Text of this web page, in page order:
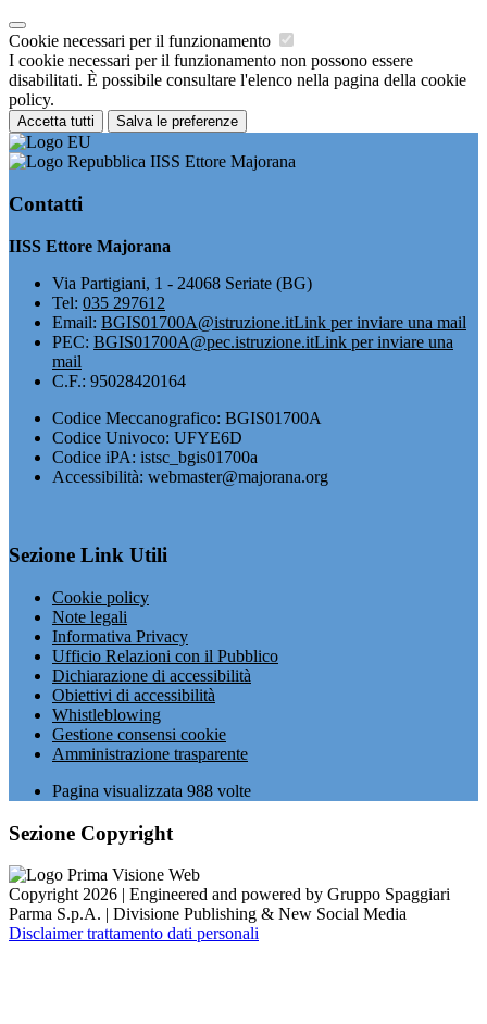
Cookie necessari per il funzionamento
I cookie necessari per il funzionamento non possono essere
disabilitati. È possibile consultare l'elenco nella pagina della cookie
policy.
Accetta tutti Salva le preferenze
IISS Ettore Majorana
Contatti
IISS Ettore Majorana
Via Partigiani, 1 - 24068 Seriate (BG)
Tel: 035 297612
Email: BGIS01700A@istruzione.itLink per inviare una mail
PEC: BGIS01700A@pec.istruzione.itLink per inviare una
mail
C.F.: 95028420164
Codice Meccanografico: BGIS01700A
Codice Univoco: UFYE6D
Codice iPA: istsc_bgis01700a
Accessibilità: webmaster@majorana.org
Sezione Link Utili
Cookie policy
Note legali
Informativa Privacy
Ufficio Relazioni con il Pubblico
Dichiarazione di accessibilità
Obiettivi di accessibilità
Whistleblowing
Gestione consensi cookie
Amministrazione trasparente
Pagina visualizzata 988 volte
Sezione Copyright
Copyright 2026 | Engineered and powered by Gruppo Spaggiari
Parma S.p.A. | Divisione Publishing & New Social Media
Disclaimer trattamento dati personali